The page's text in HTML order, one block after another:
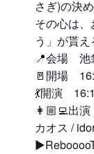
さぎ)の決
その心は
う」が貰
📍会場 池
🚪開場
💃開演
👩🏼‍💻出
カオス /